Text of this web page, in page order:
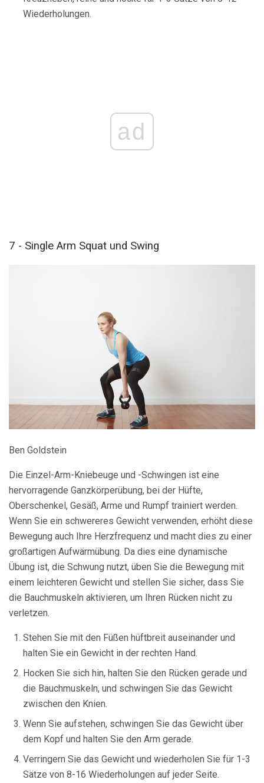
Wiederholungen.
ad
7 - Single Arm Squat und Swing
Ben Goldstein
Die Einzel-Arm-Kniebeuge und -Schwingen ist eine
hervorragende Ganzkörperübung, bei der Hüfte,
Oberschenkel, Gesäß, Arme und Rumpf trainiert werden.
Wenn Sie ein schwereres Gewicht verwenden, erhöht diese
Bewegung auch Ihre Herzfrequenz und macht dies zu einer
großartigen Aufwärmübung. Da dies eine dynamische
Übung ist, die Schwung nutzt, üben Sie die Bewegung mit
einem leichteren Gewicht und stellen Sie sicher, dass Sie
die Bauchmuskeln aktivieren, um Ihren Rücken nicht zu
verletzen.
Stehen Sie mit den Füßen hüftbreit auseinander und
halten Sie ein Gewicht in der rechten Hand.
Hocken Sie sich hin, halten Sie den Rücken gerade und
die Bauchmuskeln, und schwingen Sie das Gewicht
zwischen den Knien.
Wenn Sie aufstehen, schwingen Sie das Gewicht über
dem Kopf und halten Sie den Arm gerade.
Verringern Sie das Gewicht und wiederholen Sie für 1-3
Sätze von 8-16 Wiederholungen auf jeder Seite.